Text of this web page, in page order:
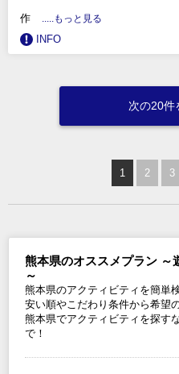
作 .....もっと見る
INFO
次の20件
1 2 3
熊本県のオススメプラン ～
～
熊本県のアクティビティを簡単
安い順やこだわり条件から希望
熊本県でアクティビティを探す
で！